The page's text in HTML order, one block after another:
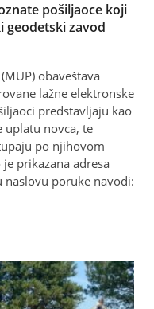
pošilјaoce koji
geodetski zavod
obaveštava
lažne elektronske
predstavlјaju kao
uplatu novca, te
po njihovom
je prikazana adresa
naslovu poruke navodi: